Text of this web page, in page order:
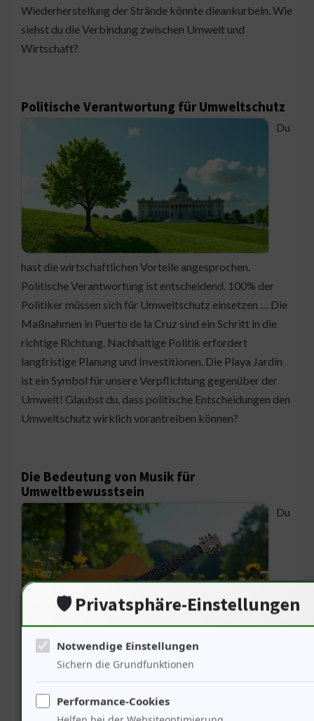
Wiederherstellung der Strände könnte dieankurbeln. Wie
siehst du die Verbindung zwischen Umwelt und
Wirtschaft?
Politische Verantwortung für Umweltschutz
Du
hast die wirtschaftlichen Vorteile angesprochen.
Politische Verantwortung ist entscheidend. 100% der
Politiker müssen sich für Umweltschutz einsetzen … Die
Maßnahmen in Puerto de la Cruz sind ein Schritt in die
richtige Richtung. Nachhaltige Politik erfordert
langfristige Planung und Investitionen. Die Playa Jardín
ist ein Symbol für unsere Verpflichtung gegenüber der
Umwelt! Glaubst du, dass politische Entscheidungen den
Umweltschutz wirklich vorantreiben können?
Die Bedeutung von Musik für
Umweltbewusstsein
Du
hast nach der politischen Verantwortung gefragt. Musik
hat die Kraft, das Bewusstsein zu schärfen. Künstler
Menschen fühlen sich durch Musik motiviert, aktiv zu
🛡️ Privatsphäre-Einstellungen
Notwendige Einstellungen
Sichern die Grundfunktionen
Performance-Cookies